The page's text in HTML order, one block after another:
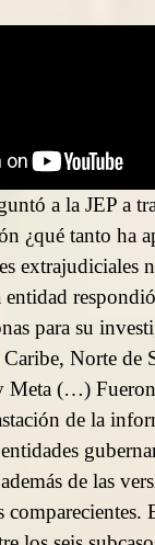
a la JEP a
¿qué tanto ha
extrajudiciales
para su
Norte de
Meta (…) Fueron
de la
de las